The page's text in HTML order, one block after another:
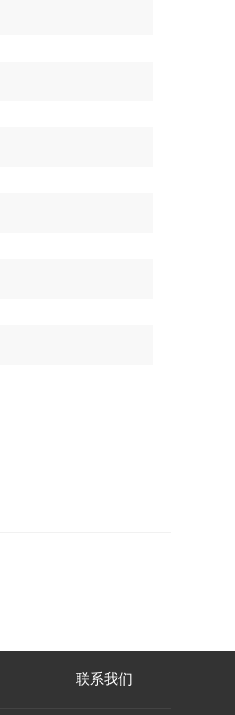
联系我们